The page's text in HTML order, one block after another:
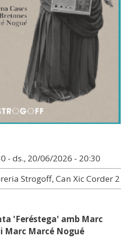
- ds., 20/06/2026 - 20:30
Strogoff, Can Xic Corder 2
'Feréstega' amb Marc
Marc Marcé Nogué